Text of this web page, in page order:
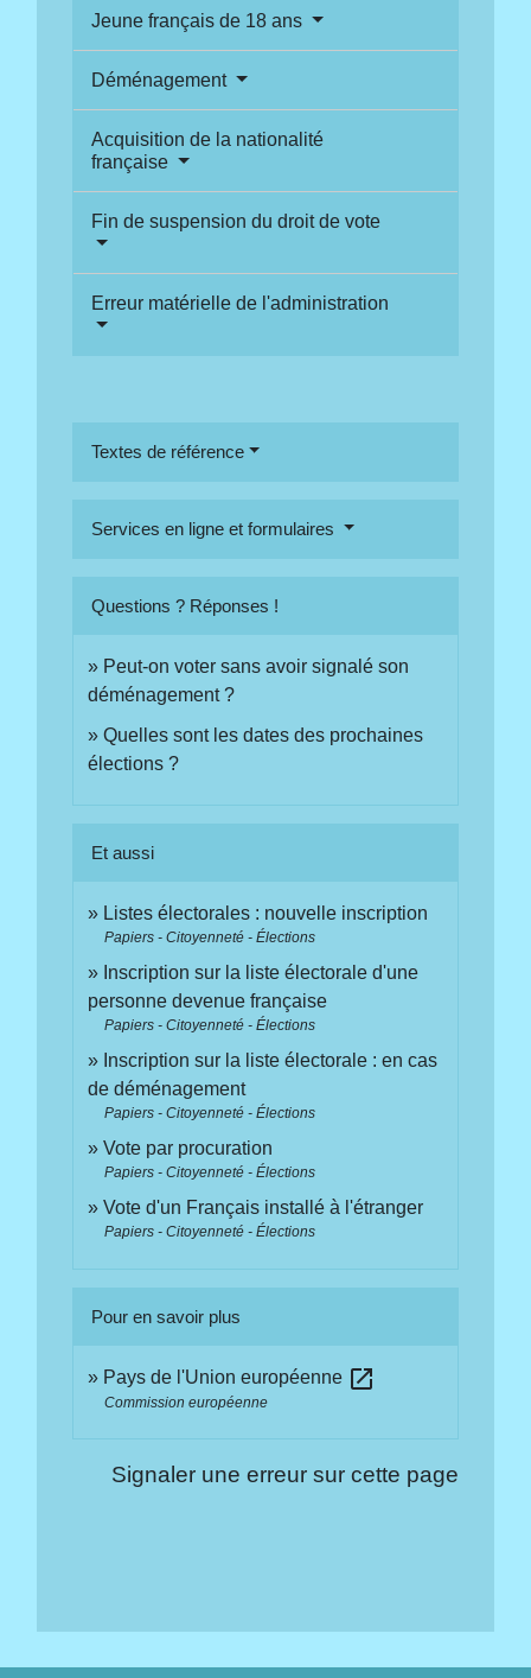
Jeune français de 18 ans
Déménagement
Acquisition de la nationalité
française
Fin de suspension du droit de vote
Erreur matérielle de l'administration
Textes de référence
Services en ligne et formulaires
Questions ? Réponses !
Peut-on voter sans avoir signalé son
déménagement ?
Quelles sont les dates des prochaines
élections ?
Et aussi
Listes électorales : nouvelle inscription
Papiers - Citoyenneté - Élections
Inscription sur la liste électorale d'une
personne devenue française
Papiers - Citoyenneté - Élections
Inscription sur la liste électorale : en cas
de déménagement
Papiers - Citoyenneté - Élections
Vote par procuration
Papiers - Citoyenneté - Élections
Vote d'un Français installé à l'étranger
Papiers - Citoyenneté - Élections
Pour en savoir plus
Pays de l'Union européenne open_in_new
Commission européenne
Signaler une erreur sur cette page